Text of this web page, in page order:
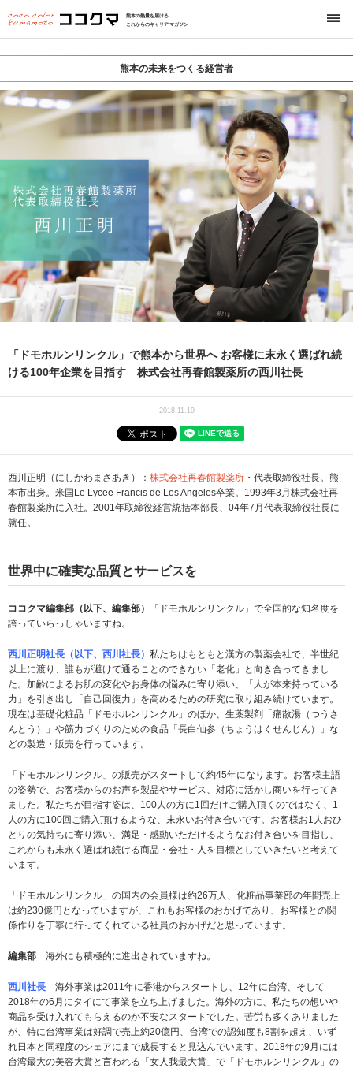
熊本の熱量を届ける
これからのキャリアマガジン
熊本の未来をつくる経営者
「ドモホルンリンクル」で熊本から世界へ お客様に末永く選ばれ続
ける100年企業を目指す 株式会社再春館製薬所の西川社長
2018.11.19
西川正明（にしかわまさあき）： 株式会社再春館製薬所 ・代表取締役社長。熊
本市出身。米国Le Lycee Francis de Los Angeles卒業。1993年3月株式会社再
春館製薬所に入社。2001年取締役経営統括本部長、04年7月代表取締役社長に
就任。
世界中に確実な品質とサービスを
ココクマ編集部（以下、編集部）
「ドモホルンリンクル」で全国的な知名度を
誇っていらっしゃいますね。
西川正明社長（以下、西川社長） 私たちはもともと漢方の製薬会社で、半世紀
以上に渡り、誰もが避けて通ることのできない「老化」と向き合ってきまし
た。加齢によるお肌の変化やお身体の悩みに寄り添い、「人が本来持っている
力」を引き出し「自己回復力」を高めるための研究に取り組み続けています。
現在は基礎化粧品「ドモホルンリンクル」のほか、生薬製剤「痛散湯（つうさ
んとう）」や筋力づくりのための食品「長白仙参（ちょうはくせんじん）」な
どの製造・販売を行っています。
「ドモホルンリンクル」の販売がスタートして約45年になります。お客様主語
の姿勢で、お客様からのお声を製品やサービス、対応に活かし商いを行ってき
ました。私たちが目指す姿は、100人の方に1回だけご購入頂くのではなく、1
人の方に100回ご購入頂けるような、末永いお付き合いです。お客様お1人おひ
とりの気持ちに寄り添い、満足・感動いただけるようなお付き合いを目指し、
これからも末永く選ばれ続ける商品・会社・人を目標としていきたいと考えて
います。
「ドモホルンリンクル」の国内の会員様は約26万人、化粧品事業部の年間売上
は約230億円となっていますが、これもお客様のおかげであり、お客様との関
係作りを丁寧に行ってくれている社員のおかげだと思っています。
編集部 海外にも積極的に進出されていますね。
西川社長 海外事業は2011年に香港からスタートし、12年に台湾、そして
2018年の6月にタイにて事業を立ち上げました。海外の方に、私たちの想いや
商品を受け入れてもらえるのか不安なスタートでした。苦労も多くありました
が、特に台湾事業は好調で売上約20億円、台湾での認知度も8割を超え、いず
れ日本と同程度のシェアにまで成長すると見込んでいます。2018年の9月には
台湾最大の美容大賞と言われる「女人我最大賞」で「ドモホルンリンクル」の